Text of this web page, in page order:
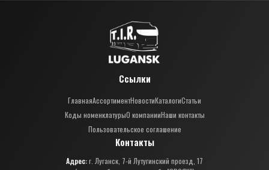
Ссылки
ГлавнаяАссортиментНовостиКаталогиСтатьи
Коды номенклатурыО компанииНаши контакты
Пользовательское соглашение
Контакты
Адрес:г. Луганск, 7-й Лутугинский проезд, 17